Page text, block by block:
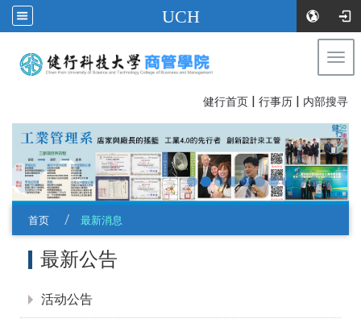
UCH
健行首页 | 行事历 | 内部搜寻
首页 最新消息
最新公告
活动公告